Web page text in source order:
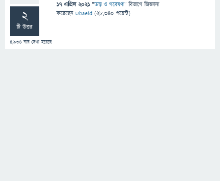
2
টি উত্তর
4,934 বার দেখা হয়েছে
17 এপ্রিল 2021 "তত্ত্ব ও গবেষণা" বিভাগে জিজ্ঞাসা
করেছেনUbaeid (28,340 পয়েন্ট)